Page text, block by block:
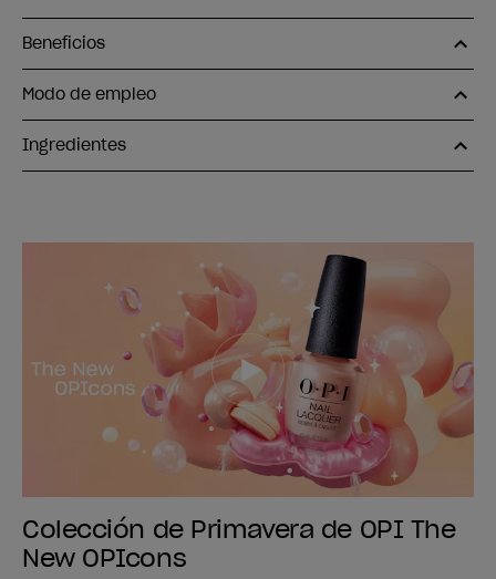
Beneficios
Modo de empleo
Ingredientes
Colección de Primavera de OPI The
New OPIcons